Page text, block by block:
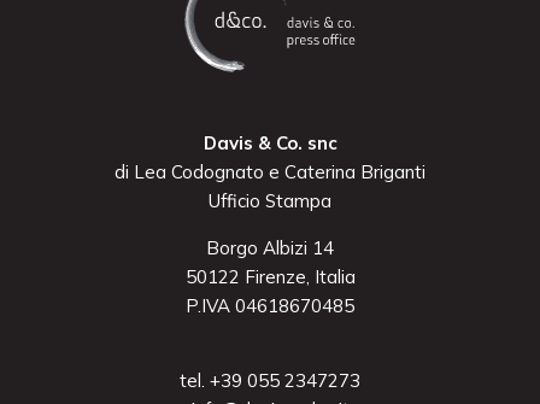
Davis & Co. snc
di Lea Codognato e Caterina Briganti
Ufficio Stampa
Borgo Albizi 14
50122 Firenze, Italia
P.IVA 04618670485
tel. +39 055 2347273